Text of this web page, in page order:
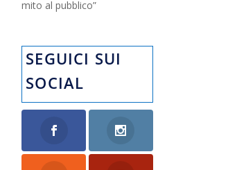
mito al pubblico”
SEGUICI SUI
SOCIAL